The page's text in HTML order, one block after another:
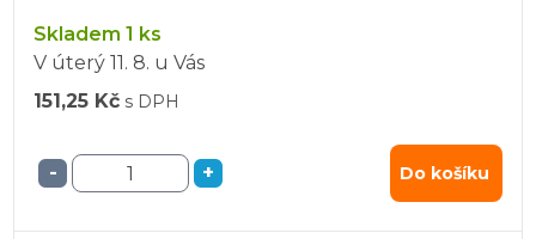
Skladem 1 ks
V úterý 11. 8. u Vás
151,25 Kč s DPH
- + Do košíku